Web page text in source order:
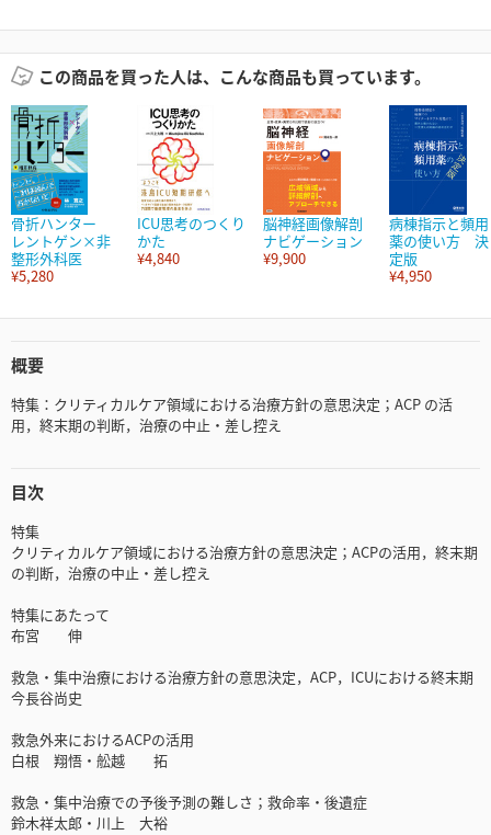
この商品を買った人は、こんな商品も買っています。
骨折ハンター
レントゲン×非
整形外科医
¥5,280
ICU思考のつくり
かた
¥4,840
脳神経画像解剖
ナビゲーション
¥9,900
病棟指示と頻用
薬の使い方 決
定版
¥4,950
概要
特集：クリティカルケア領域における治療方針の意思決定；ACP の活
用，終末期の判断，治療の中止・差し控え
目次
特集
クリティカルケア領域における治療方針の意思決定；ACPの活用，終末期
の判断，治療の中止・差し控え
特集にあたって
布宮 伸
救急・集中治療における治療方針の意思決定，ACP，ICUにおける終末期
今長谷尚史
救急外来におけるACPの活用
白根 翔悟・舩越 拓
救急・集中治療での予後予測の難しさ；救命率・後遺症
鈴木祥太郎・川上 大裕